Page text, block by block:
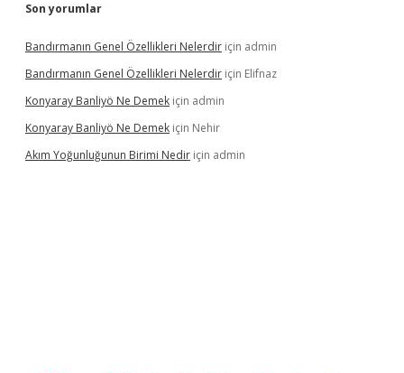
Son yorumlar
Bandırmanın Genel Özellikleri Nelerdir için admin
Bandırmanın Genel Özellikleri Nelerdir için Elifnaz
Konyaray Banliyö Ne Demek için admin
Konyaray Banliyö Ne Demek için Nehir
Akım Yoğunluğunun Birimi Nedir için admin